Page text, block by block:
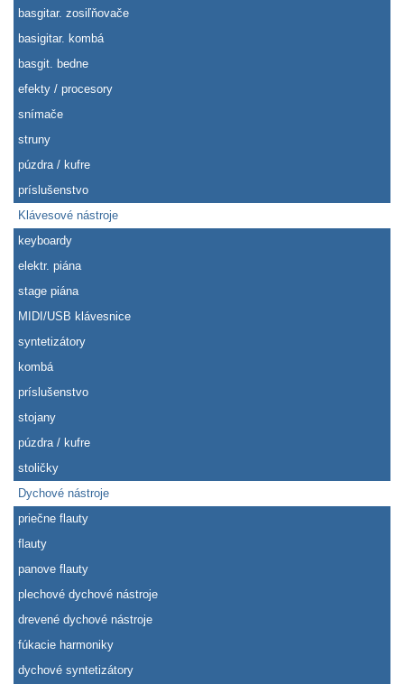
basgitar. zosiľňovače
basigitar. kombá
basgit. bedne
efekty / procesory
snímače
struny
púzdra / kufre
príslušenstvo
Klávesové nástroje
keyboardy
elektr. piána
stage piána
MIDI/USB klávesnice
syntetizátory
kombá
príslušenstvo
stojany
púzdra / kufre
stoličky
Dychové nástroje
priečne flauty
flauty
panove flauty
plechové dychové nástroje
drevené dychové nástroje
fúkacie harmoniky
dychové syntetizátory